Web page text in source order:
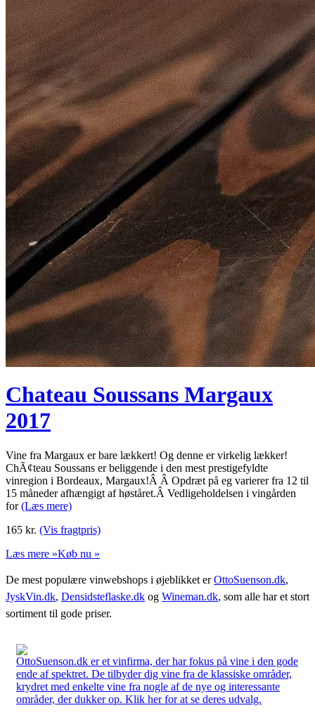
Chateau Soussans Margaux
2017
Vine fra Margaux er bare lækkert! Og denne er virkelig lækker!
ChÃ¢teau Soussans er beliggende i den mest prestigefyldte
vinregion i Bordeaux, Margaux!Â Â Opdræt på eg varierer fra 12 til
15 måneder afhængigt af høståret.Â Vedligeholdelsen i vingården
for(Læs mere)
165 kr. (Vis fragtpris)
Læs mere »Køb nu »
De mest populære vinwebshops i øjeblikket erOttoSuenson.dk,
JyskVin.dk, Densidsteflaske.dk og Wineman.dk, som alle har et stort
sortiment til gode priser.
OttoSuenson.dk er et vinfirma, der har fokus på vine i den gode
ende af spektret. De tilbyder dig vine fra de klassiske områder,
krydret med enkelte vine fra nogle af de nye og interessante
områder, der dukker op. Klik her for at se deres udvalg.